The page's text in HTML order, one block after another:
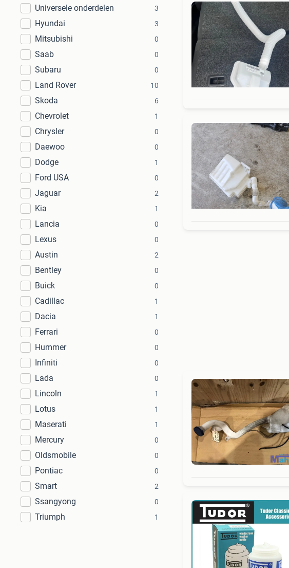
Universele onderdelen 3
Hyundai 3
Mitsubishi 0
Saab 0
Subaru 0
Land Rover 10
Skoda 6
Chevrolet 1
Chrysler 0
Daewoo 0
Dodge 1
Ford USA 0
Jaguar 2
Kia 1
Lancia 0
Lexus 0
Austin 2
Bentley 0
Buick 0
Cadillac 1
Dacia 1
Ferrari 0
Hummer 0
Infiniti 0
Lada 0
Lincoln 1
Lotus 1
Maserati 1
Mercury 0
Oldsmobile 0
Pontiac 0
Smart 2
Ssangyong 0
Triumph 1